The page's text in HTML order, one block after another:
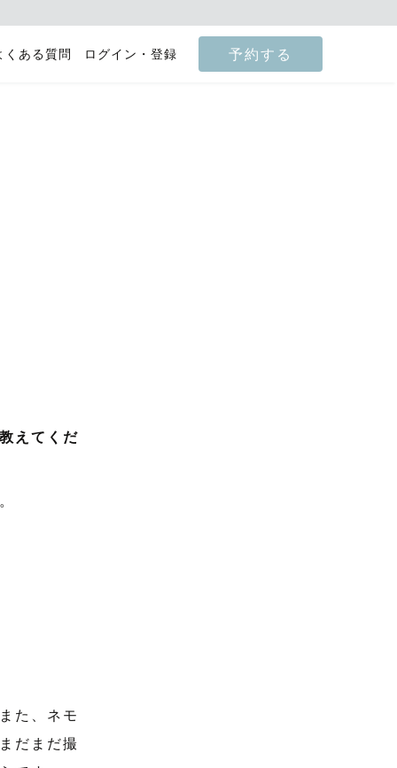
くある質問 ログイン・登録 予約する
えてくだ
た、ネモ
だまだ撮